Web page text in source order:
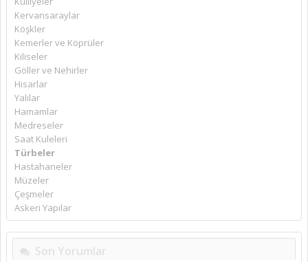
Kervansaraylar
Köşkler
Kemerler ve Köprüler
Kiliseler
Göller ve Nehirler
Hisarlar
Yalılar
Hamamlar
Medreseler
Saat Kuleleri
Türbeler
Hastahaneler
Müzeler
Çeşmeler
Askeri Yapılar
Son Yorumlar